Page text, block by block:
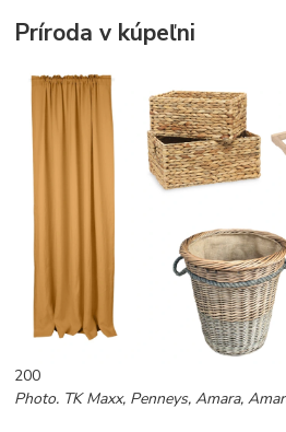
Príroda v kúpeľni
200
Photo. TK Maxx, Penneys, Amara,